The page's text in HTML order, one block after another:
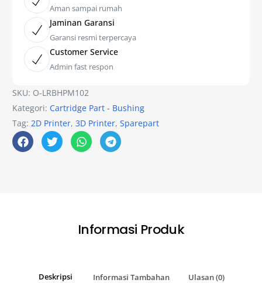
Aman sampai rumah
Jaminan Garansi
Garansi resmi terpercaya
Customer Service
Admin fast respon
SKU: O-LRBHPM102
Kategori: Cartridge Part - Bushing
Tag:2D Printer,3D Printer,Sparepart
Informasi Produk
Deskripsi Informasi Tambahan Ulasan (0)